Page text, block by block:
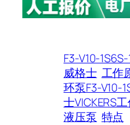
F3-V10-
威格士 工作
环泵F3-V10-
士VICKERS
液压泵 特点